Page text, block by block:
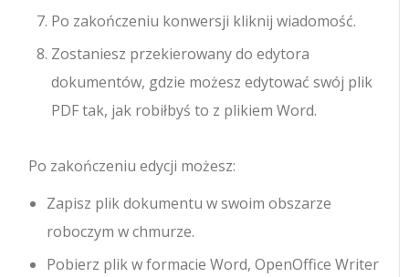
Po zakończeniu konwersji kliknij wiadomość.
Zostaniesz przekierowany do edytora
dokumentów, gdzie możesz edytować swój plik
PDF tak, jak robiłbyś to z plikiem Word.
Po zakończeniu edycji możesz:
Zapisz plik dokumentu w swoim obszarze
roboczym w chmurze.
Pobierz plik w formacie Word, OpenOffice Writer